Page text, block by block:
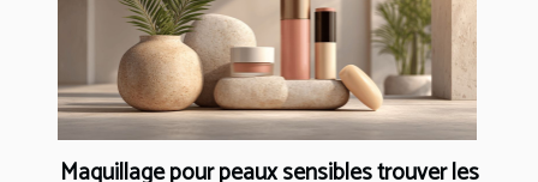
Maquillage pour peaux sensibles trouver les